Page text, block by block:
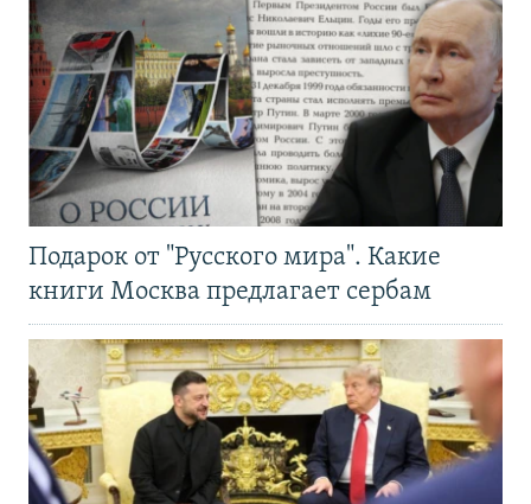
Подарок от "Русского мира". Какие
книги Москва предлагает сербам